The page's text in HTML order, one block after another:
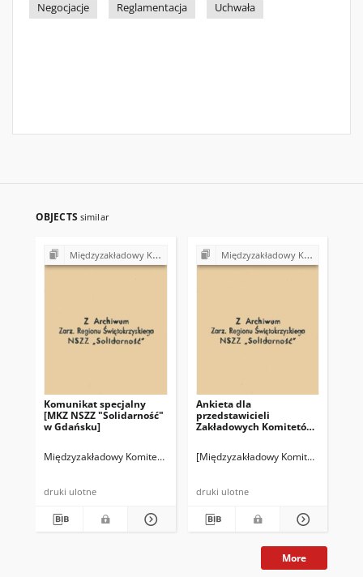
Negocjacje
Reglamentacja Uchwała
OBJECTS similar
Międzyzakładowy Komitet Założycielski NSZZ "Solidarność" w Gdańsku (1980-1981)
Komunikat specjalny
[MKZ NSZZ "Solidarność"
w Gdańsku]
Międzyzakładowy Komitet Założycielski NSZZ "Solidarność" w Gdańsku
druki ulotne
Międzyzakładowy Komitet Założycielski NSZZ "Solidarność" w Gdańsku (1980-1981)
Ankieta dla
przedstawicieli
Zakładowych Komitetów
"Solidarność" – Gdańsk w
[Międzyzakładowy Komitet
druki ulotne
More